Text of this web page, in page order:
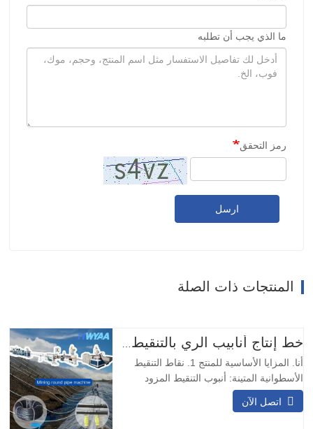
ما الذي يجب أن تطلبه
رمز التحقق
ارسل
المنتجات ذات الصلة
أنا. المزايا الأساسية للمنتج 1. نقاط التنقيط
الأسطوانية المتينة: أنبوب التنقيط المزود
بمُنفث دائري مدمج مزود بنقاط تنقيط مقاومة
للتآكل والصدمات، لا حاجة لتعديل الاتجاه،
اتصل الآن